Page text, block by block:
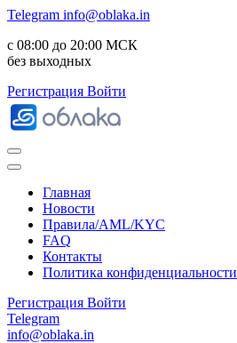
Telegram info@oblaka.in
с 08:00 до 20:00 МСК
без выходных
Регистрация Войти
Главная
Новости
Правила/AML/KYC
FAQ
Контакты
Политика конфиденциальности
Регистрация Войти
Telegram
info@oblaka.in